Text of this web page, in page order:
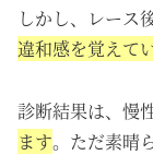
しかし、レース
違和感を覚えて
診断結果は、慢
ます。ただ素晴